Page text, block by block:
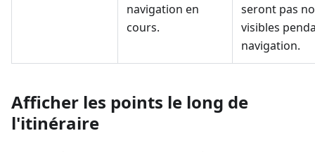
navigation en
cours.
seront pas
visibles
navigation.
Afficher les points le long de
l'itinéraire